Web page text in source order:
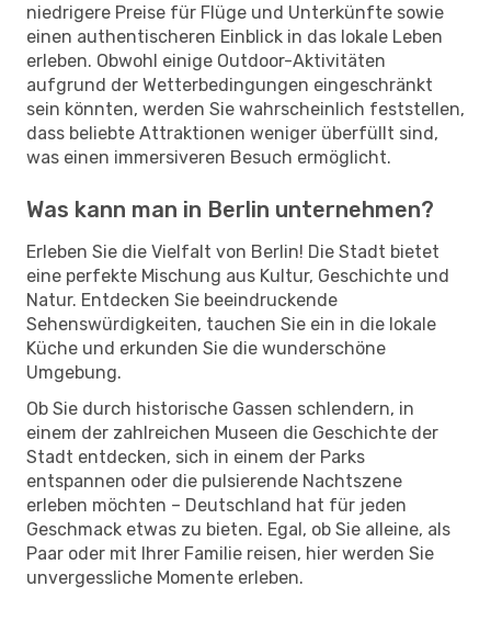
niedrigere Preise für Flüge und Unterkünfte sowie
einen authentischeren Einblick in das lokale Leben
erleben. Obwohl einige Outdoor-Aktivitäten
aufgrund der Wetterbedingungen eingeschränkt
sein könnten, werden Sie wahrscheinlich feststellen,
dass beliebte Attraktionen weniger überfüllt sind,
was einen immersiveren Besuch ermöglicht.
Was kann man in Berlin unternehmen?
Erleben Sie die Vielfalt von Berlin! Die Stadt bietet
eine perfekte Mischung aus Kultur, Geschichte und
Natur. Entdecken Sie beeindruckende
Sehenswürdigkeiten, tauchen Sie ein in die lokale
Küche und erkunden Sie die wunderschöne
Umgebung.
Ob Sie durch historische Gassen schlendern, in
einem der zahlreichen Museen die Geschichte der
Stadt entdecken, sich in einem der Parks
entspannen oder die pulsierende Nachtszene
erleben möchten – Deutschland hat für jeden
Geschmack etwas zu bieten. Egal, ob Sie alleine, als
Paar oder mit Ihrer Familie reisen, hier werden Sie
unvergessliche Momente erleben.